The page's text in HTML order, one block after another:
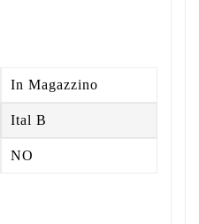
In Magazzino
Ital B
NO